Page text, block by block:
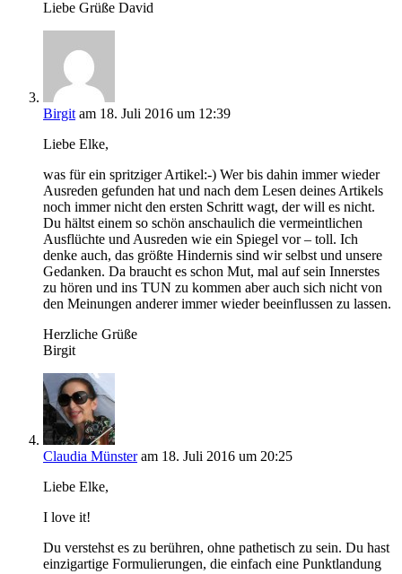
Liebe Grüße David
Birgit am 18. Juli 2016 um 12:39
Liebe Elke,
was für ein spritziger Artikel:-) Wer bis dahin immer wieder
Ausreden gefunden hat und nach dem Lesen deines Artikels
noch immer nicht den ersten Schritt wagt, der will es nicht.
Du hältst einem so schön anschaulich die vermeintlichen
Ausflüchte und Ausreden wie ein Spiegel vor – toll. Ich
denke auch, das größte Hindernis sind wir selbst und unsere
Gedanken. Da braucht es schon Mut, mal auf sein Innerstes
zu hören und ins TUN zu kommen aber auch sich nicht von
den Meinungen anderer immer wieder beeinflussen zu lassen.
Herzliche Grüße
Birgit
Claudia Münster am 18. Juli 2016 um 20:25
Liebe Elke,
I love it!
Du verstehst es zu berühren, ohne pathetisch zu sein. Du hast
einzigartige Formulierungen, die einfach eine Punktlandung